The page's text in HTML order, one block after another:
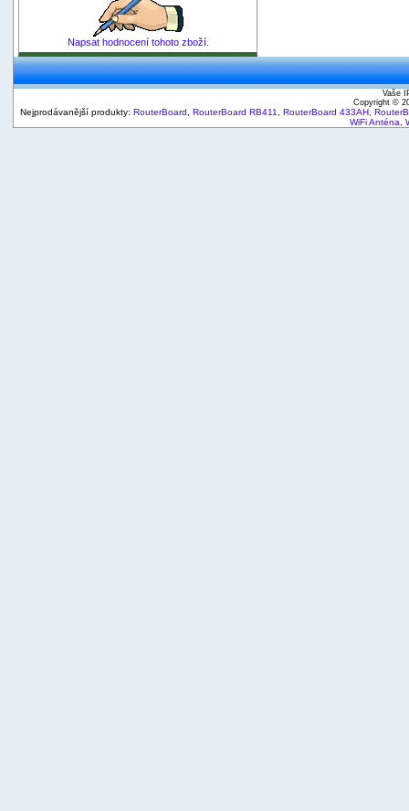
Napsat hodnocení tohoto zboží.
Vaše
Copyright ©
Nejprodávanější produkty: RouterBoard RouterBoard RB411 RouterBoard 433AH
WiFi Anténa